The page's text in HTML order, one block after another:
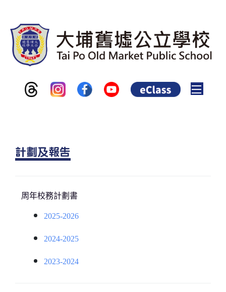
計劃及報告
周年校務計劃書
2025-2026
2024-2025
2023-2024